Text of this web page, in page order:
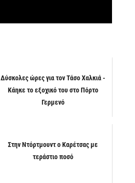
Δύσκολες ώρες για τον Τάσο Χαλκιά -
Κάηκε το εξοχικό του στο Πόρτο
Γερμενό
Στην Ντόρτμουντ ο Καρέτσας με
τεράστιο ποσό